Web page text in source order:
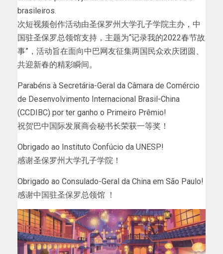
brasileiros.
次短视频创作活动由圣保罗州大学孔子学院主办，中
国驻圣保罗总领馆支持，主题为“记录我的2022春节故
事”，活动旨在面向中巴网友征集两国民众欢庆团圆、
共迎新春的精彩瞬间。
Parabéns à Secretária-Geral da Câmara de Comércio
de Desenvolvimento Internacional Brasil-China
(CCDIBC) por ter ganho o Primeiro Prêmio!
祝贺巴中国际发展商会秘书长荣获一等奖！
Obrigado ao Instituto Confúcio da UNESP!
感谢圣保罗州大学孔子学院！
Obrigado ao Consulado-Geral da China em São Paulo!
感谢中国驻圣保罗总领馆 ！